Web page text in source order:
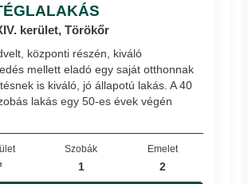
kerület, Törökőr
központi részén, kiváló
mellett eladó egy saját otthonnak
is kiváló, jó állapotú lakás. A 40
lakás egy 50-es évek végén
Szobák
1
Emelet
2